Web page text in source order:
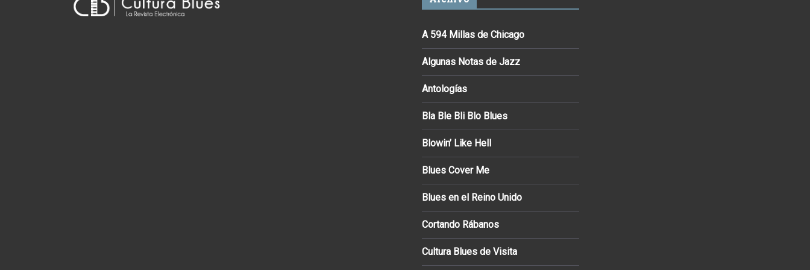
A 594 Millas de Chicago
Algunas Notas de Jazz
Antologías
Bla Ble Bli Blo Blues
Blowin’ Like Hell
Blues Cover Me
Blues en el Reino Unido
Cortando Rábanos
Cultura Blues de Visita